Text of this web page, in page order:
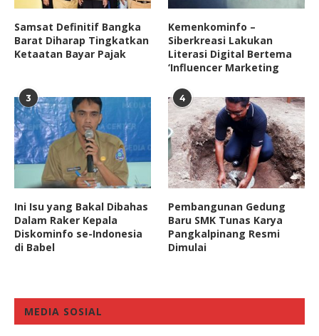
Samsat Definitif Bangka
Barat Diharap Tingkatkan
Ketaatan Bayar Pajak
Kemenkominfo –
Siberkreasi Lakukan
Literasi Digital Bertema
‘Influencer Marketing
3
Ini Isu yang Bakal Dibahas
Dalam Raker Kepala
Diskominfo se-Indonesia
di Babel
4
Pembangunan Gedung
Baru SMK Tunas Karya
Pangkalpinang Resmi
Dimulai
MEDIA SOSIAL